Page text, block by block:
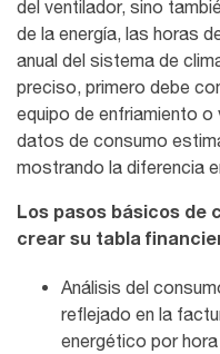
del ventilador, sino
de la energía, las horas
anual del sistema de
preciso, primero debe
equipo de enfriamiento
datos de consumo
mostrando la diferencia
Los pasos básicos de
crear su tabla
Análisis del
reflejado en la
energético por